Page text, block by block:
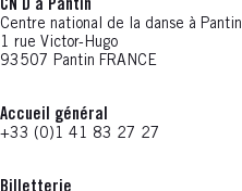
CN D à Pantin
Centre national de la danse à Pantin
1 rue Victor-Hugo
93507 Pantin FRANCE
Accueil général
+33 (0)1 41 83 27 27